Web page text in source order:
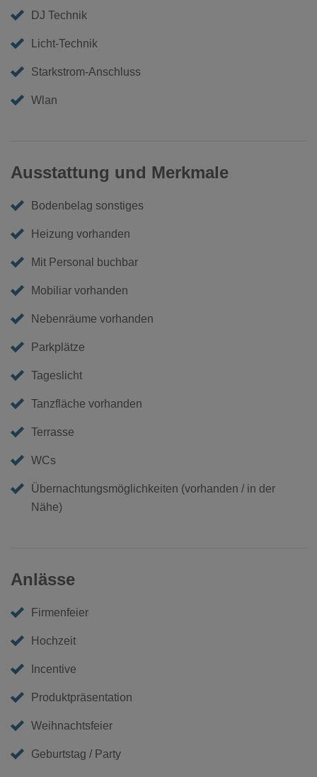
DJ Technik
Licht-Technik
Starkstrom-Anschluss
Wlan
Ausstattung und Merkmale
Bodenbelag sonstiges
Heizung vorhanden
Mit Personal buchbar
Mobiliar vorhanden
Nebenräume vorhanden
Parkplätze
Tageslicht
Tanzfläche vorhanden
Terrasse
WCs
Übernachtungsmöglichkeiten (vorhanden / in der
Nähe)
Anlässe
Firmenfeier
Hochzeit
Incentive
Produktpräsentation
Weihnachtsfeier
Geburtstag / Party